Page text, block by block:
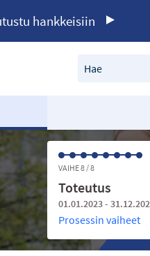
hankkeisiin
Hae
VAIHE 8 / 8
Toteutus
01.01.2023 -
Prosessin vaiheet